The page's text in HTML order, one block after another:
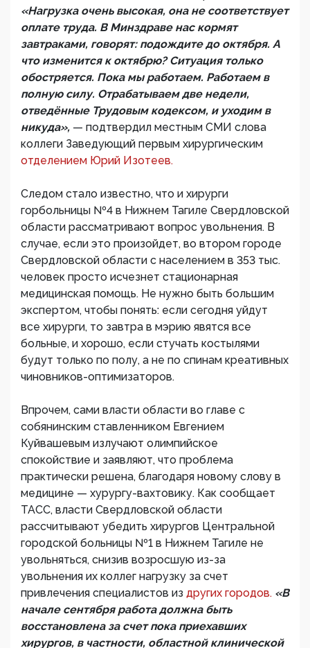
«Нагрузка очень высокая, она не соответствует
оплате труда. В Минздраве нас кормят
завтраками, говорят: подождите до октября. А
что изменится к октябрю? Ситуация только
обостряется. Пока мы работаем. Работаем в
полную силу. Отрабатываем две недели,
отведённые Трудовым кодексом, и уходим в
никуда», — подтвердил местным СМИ слова
коллеги Заведующий первым хирургическим
отделением Юрий Изотеев.
Следом стало известно, что и хирурги
горбольницы №4 в Нижнем Тагиле Свердловской
области рассматривают вопрос увольнения. В
случае, если это произойдет, во втором городе
Свердловской области с населением в 353 тыс.
человек просто исчезнет стационарная
медицинская помощь. Не нужно быть большим
экспертом, чтобы понять: если сегодня уйдут
все хирурги, то завтра в мэрию явятся все
больные, и хорошо, если стучать костылями
будут только по полу, а не по спинам креативных
чиновников-оптимизаторов.
Впрочем, сами власти области во главе с
собянинским ставленником Евгением
Куйвашевым излучают олимпийское
спокойствие и заявляют, что проблема
практически решена, благодаря новому слову в
медицине — хурургу-вахтовику. Как сообщает
ТАСС, власти Свердловской области
рассчитывают убедить хирургов Центральной
городской больницы №1 в Нижнем Тагиле не
увольняться, снизив возросшую из-за
увольнения их коллег нагрузку за счет
привлечения специалистов из других городов. «В
начале сентября работа должна быть
восстановлена за счет пока приехавших
хирургов, в частности, областной клинической